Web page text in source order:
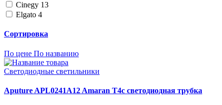
Cinegy 13
Elgato 4
Сортировка
По цене По названию
Светодиодные светильники
Aputure APL0241A12 Amaran T4c светодиодная трубка